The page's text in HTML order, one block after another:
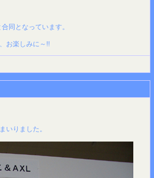
同となっています。
お楽しみに～!!
いりました。